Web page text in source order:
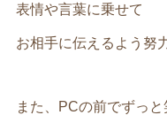
表情や言葉に乗せて
お相手に伝えるよう努
また、PCの前でずっ